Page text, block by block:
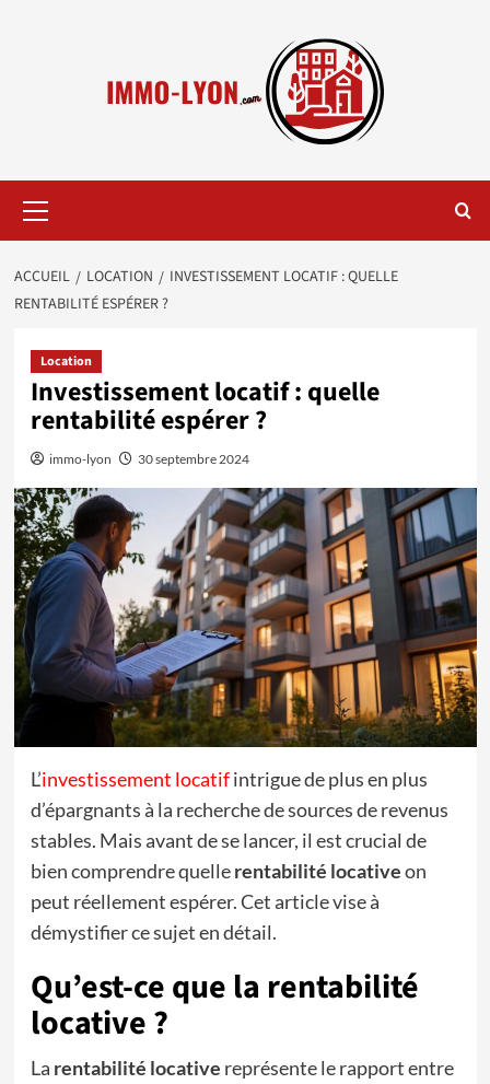
principal
ACCUEIL LOCATION
INVESTISSEMENT LOCATIF : QUELLE
RENTABILITÉ ESPÉRER ?
Location
Investissement locatif : quelle
rentabilité espérer ?
immo-lyon 30 septembre 2024
L’investissement locatifintrigue de plus en plus
d’épargnants à la recherche de sources de revenus
stables. Mais avant de se lancer, il est crucial de
bien comprendre quellerentabilité locativeon
peut réellement espérer. Cet article vise à
démystifier ce sujet en détail.
Qu’est-ce que la rentabilité
locative ?
La rentabilité locative représente le rapport entre